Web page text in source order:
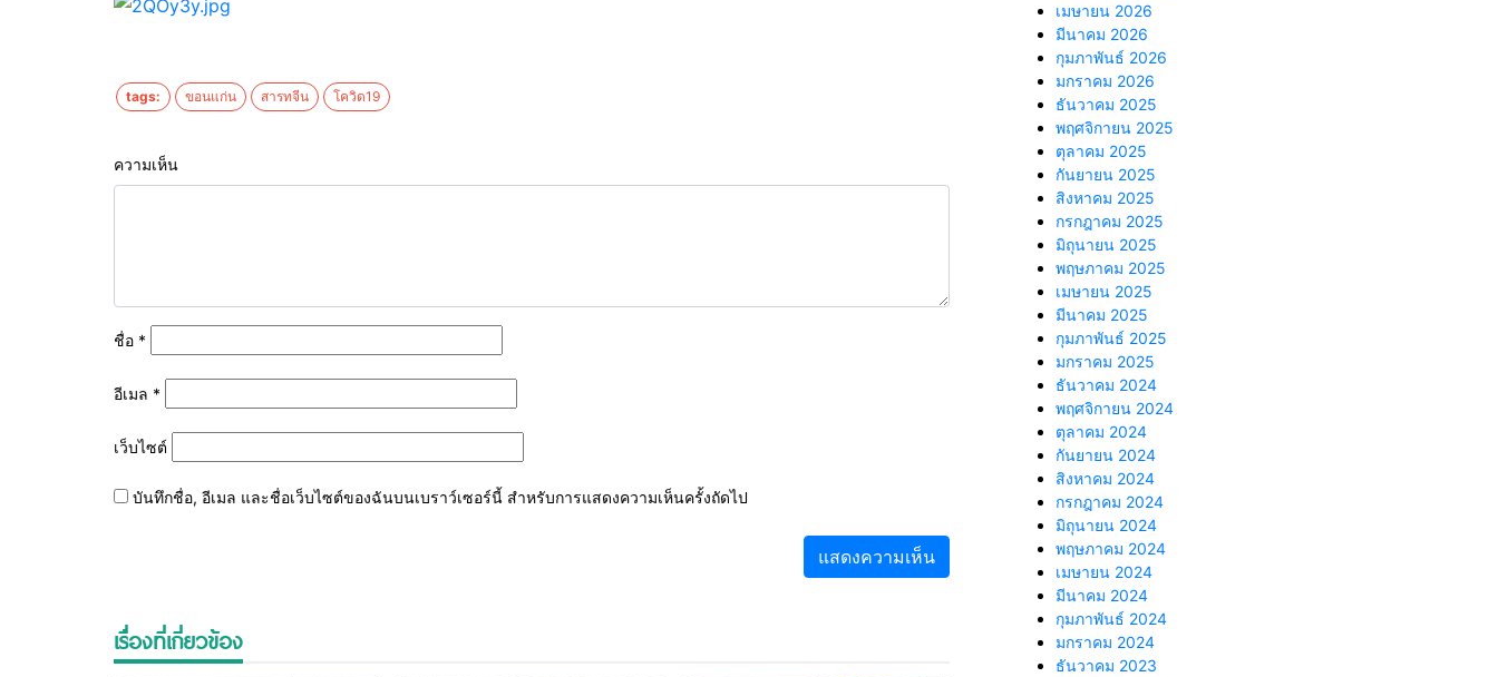
tags: ขอนแก่น สารทจีน โควิด19
ความเห็น
ชื่อ *
อีเมล *
เว็บไซต์
บันทึกชื่อ, อีเมล และชื่อเว็บไซต์ของฉันบนเบราว์เซอร์นี้ สำหรับการแสดงความเห็นครั้งถัดไป
เรื่องที่เกี่ยวข้อง
เมษายน 2026
มีนาคม 2026
กุมภาพันธ์ 2026
มกราคม 2026
ธันวาคม 2025
พฤศจิกายน 2025
ตุลาคม 2025
กันยายน 2025
สิงหาคม 2025
กรกฎาคม 2025
มิถุนายน 2025
พฤษภาคม 2025
เมษายน 2025
มีนาคม 2025
กุมภาพันธ์ 2025
มกราคม 2025
ธันวาคม 2024
พฤศจิกายน 2024
ตุลาคม 2024
กันยายน 2024
สิงหาคม 2024
กรกฎาคม 2024
มิถุนายน 2024
พฤษภาคม 2024
เมษายน 2024
มีนาคม 2024
กุมภาพันธ์ 2024
มกราคม 2024
ธันวาคม 2023